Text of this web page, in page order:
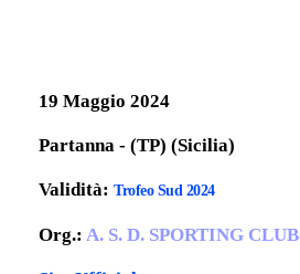
19 Maggio 2024
Partanna - (TP) (Sicilia)
Validità: Trofeo Sud 2024
Org.: A. S. D. SPORTING CLUB